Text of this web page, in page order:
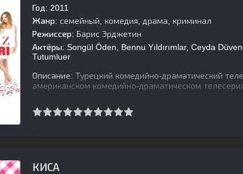
Год: 2011
Жанр: семейный, комедия, драма, криминал
Режиссер: Барис Эрджетин
Актёры: Songül Öden, Bennu Yıldırımlar, Ceyda
Tutumluer
Описание: Турецкий комедийно-драматический
американском комедийно-драматическом
КИСА